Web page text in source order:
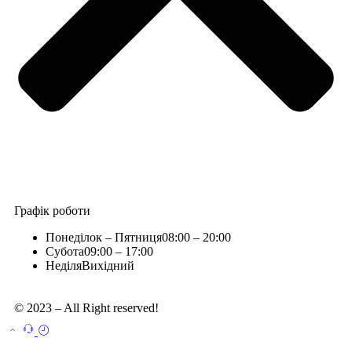
Графік роботи
Понеділок – Пятниця08:00 – 20:00
Субота09:00 – 17:00
НеділяВихідний
© 2023 – All Right reserved!